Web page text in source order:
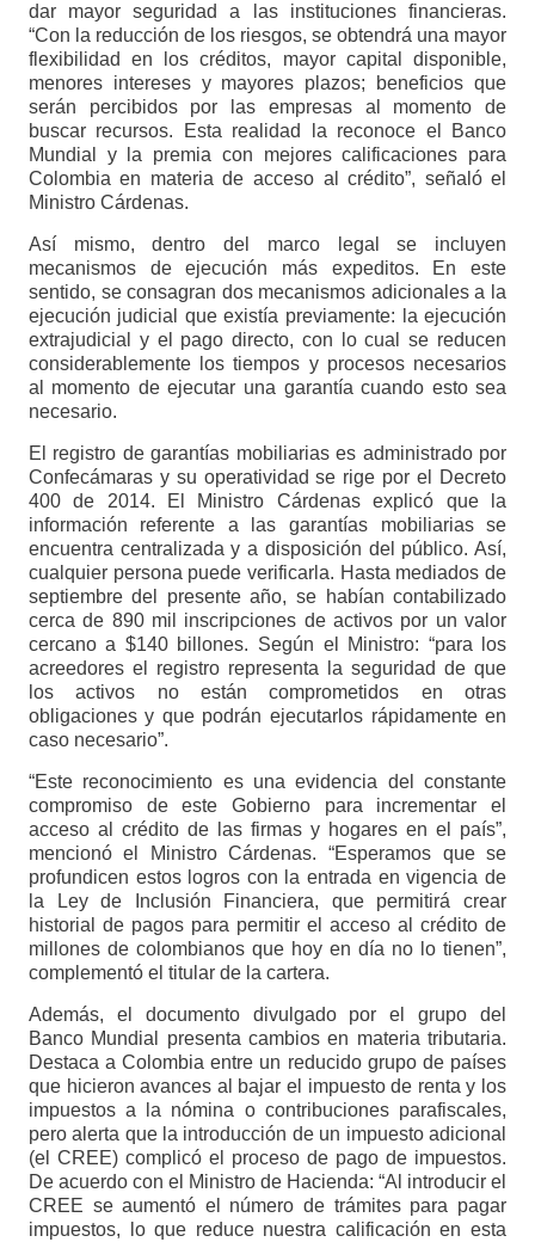
dar mayor seguridad a las instituciones financieras.
“Con la reducción de los riesgos, se obtendrá una mayor
flexibilidad en los créditos, mayor capital disponible,
menores intereses y mayores plazos; beneficios que
serán percibidos por las empresas al momento de
buscar recursos. Esta realidad la reconoce el Banco
Mundial y la premia con mejores calificaciones para
Colombia en materia de acceso al crédito”, señaló el
Ministro Cárdenas.
Así mismo, dentro del marco legal se incluyen
mecanismos de ejecución más expeditos. En este
sentido, se consagran dos mecanismos adicionales a la
ejecución judicial que existía previamente: la ejecución
extrajudicial y el pago directo, con lo cual se reducen
considerablemente los tiempos y procesos necesarios
al momento de ejecutar una garantía cuando esto sea
necesario.
El registro de garantías mobiliarias es administrado por
Confecámaras y su operatividad se rige por el Decreto
400 de 2014. El Ministro Cárdenas explicó que la
información referente a las garantías mobiliarias se
encuentra centralizada y a disposición del público. Así,
cualquier persona puede verificarla. Hasta mediados de
septiembre del presente año, se habían contabilizado
cerca de 890 mil inscripciones de activos por un valor
cercano a $140 billones. Según el Ministro: “para los
acreedores el registro representa la seguridad de que
los activos no están comprometidos en otras
obligaciones y que podrán ejecutarlos rápidamente en
caso necesario”.
“Este reconocimiento es una evidencia del constante
compromiso de este Gobierno para incrementar el
acceso al crédito de las firmas y hogares en el país”,
mencionó el Ministro Cárdenas. “Esperamos que se
profundicen estos logros con la entrada en vigencia de
la Ley de Inclusión Financiera, que permitirá crear
historial de pagos para permitir el acceso al crédito de
millones de colombianos que hoy en día no lo tienen”,
complementó el titular de la cartera.
Además, el documento divulgado por el grupo del
Banco Mundial presenta cambios en materia tributaria.
Destaca a Colombia entre un reducido grupo de países
que hicieron avances al bajar el impuesto de renta y los
impuestos a la nómina o contribuciones parafiscales,
pero alerta que la introducción de un impuesto adicional
(el CREE) complicó el proceso de pago de impuestos.
De acuerdo con el Ministro de Hacienda: “Al introducir el
CREE se aumentó el número de trámites para pagar
impuestos, lo que reduce nuestra calificación en esta